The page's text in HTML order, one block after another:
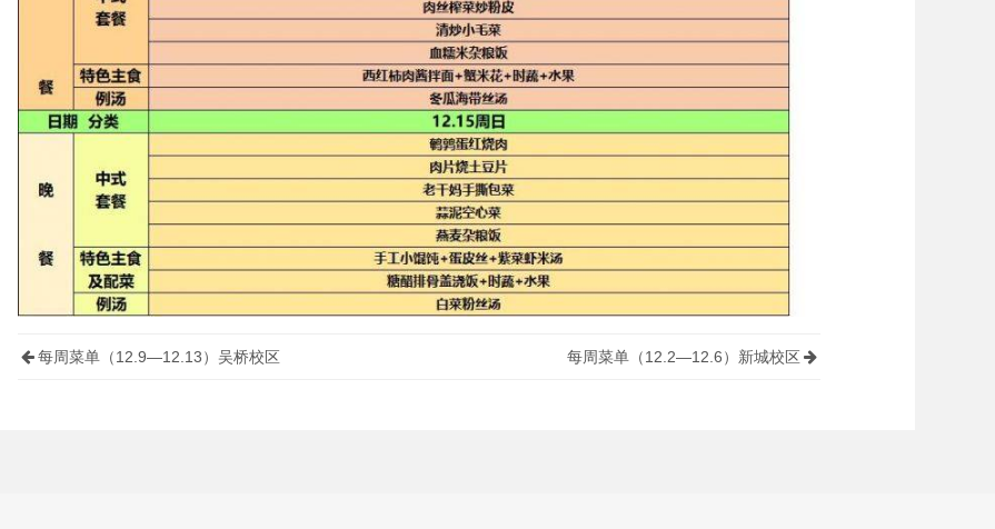
每周菜单（12.9—12.13）吴桥校区 每周菜单（12.2—12.6）新城校区